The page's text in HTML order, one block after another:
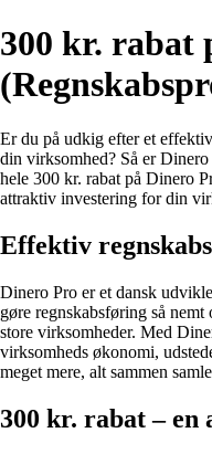
300 kr. rabat
Er du på udkig efter et
din virksomhed? Så er
hele 300 kr. rabat på Dinero
attraktiv investering for din
Effektiv
Dinero Pro er et dansk
gøre regnskabsføring så
store virksomheder. Med
virksomheds økonomi,
meget mere, alt sammen
300 kr. rabat –